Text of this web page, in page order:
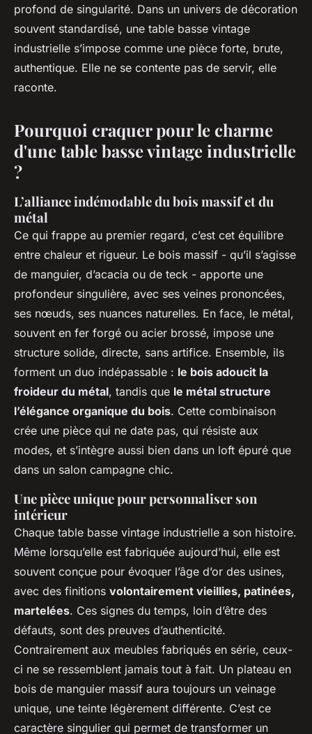
profond de singularité. Dans un univers de décoration
souvent standardisé, une table basse vintage
industrielle s’impose comme une pièce forte, brute,
authentique. Elle ne se contente pas de servir, elle
raconte.
Pourquoi craquer pour le charme
d'une table basse vintage industrielle
?
L’alliance indémodable du bois massif et du
métal
Ce qui frappe au premier regard, c’est cet équilibre
entre chaleur et rigueur. Le bois massif - qu’il s’agisse
de manguier, d’acacia ou de teck - apporte une
profondeur singulière, avec ses veines prononcées,
ses nœuds, ses nuances naturelles. En face, le métal,
souvent en fer forgé ou acier brossé, impose une
structure solide, directe, sans artifice. Ensemble, ils
forment un duo indépassable : le bois adoucit la
froideur du métal, tandis que le métal structure
l’élégance organique du bois. Cette combinaison
crée une pièce qui ne date pas, qui résiste aux
modes, et s’intègre aussi bien dans un loft épuré que
dans un salon campagne chic.
Une pièce unique pour personnaliser son
intérieur
Chaque table basse vintage industrielle a son histoire.
Même lorsqu’elle est fabriquée aujourd’hui, elle est
souvent conçue pour évoquer l’âge d’or des usines,
avec des finitions volontairement vieillies, patinées,
martelées. Ces signes du temps, loin d’être des
défauts, sont des preuves d’authenticité.
Contrairement aux meubles fabriqués en série, ceux-
ci ne se ressemblent jamais tout à fait. Un plateau en
bois de manguier massif aura toujours un veinage
unique, une teinte légèrement différente. C’est ce
caractère singulier qui permet de transformer un